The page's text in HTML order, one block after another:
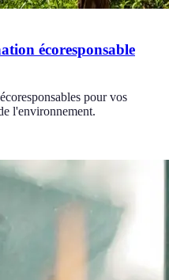
écoresponsable
pour vos
l'environnement.